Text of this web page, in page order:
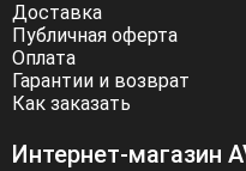
Доставка
Публичная оферта
Оплата
Гарантии и возврат
Как заказать
Интернет-магазин